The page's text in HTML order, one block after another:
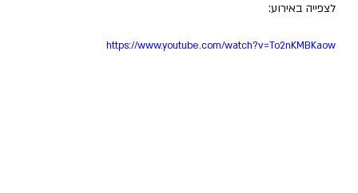
לצפייה באירוע:
https://www.youtube.com/watch?v=To2nKMBKaow